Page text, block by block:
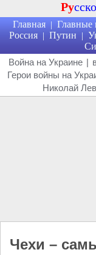
Ру
Главная | Главные
Россия | Путин |
Война на Украине |
Герои войны на
Николай
Чехи –